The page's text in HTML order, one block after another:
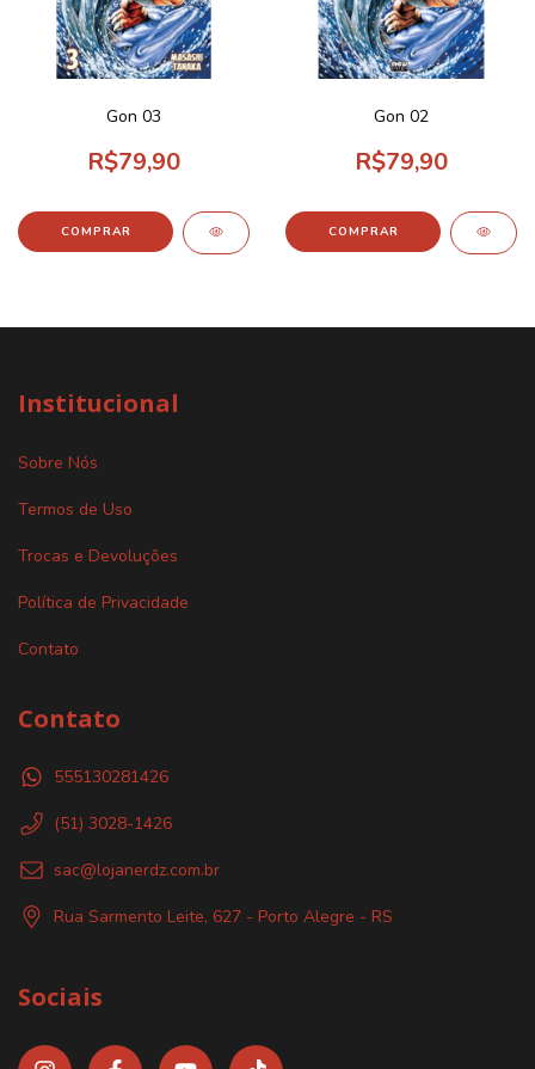
Gon 03
R$79,90
Gon 02
R$79,90
Institucional
Sobre Nós
Termos de Uso
Trocas e Devoluções
Política de Privacidade
Contato
Contato
555130281426
(51) 3028-1426
sac@lojanerdz.com.br
Rua Sarmento Leite, 627 - Porto Alegre - RS
Sociais